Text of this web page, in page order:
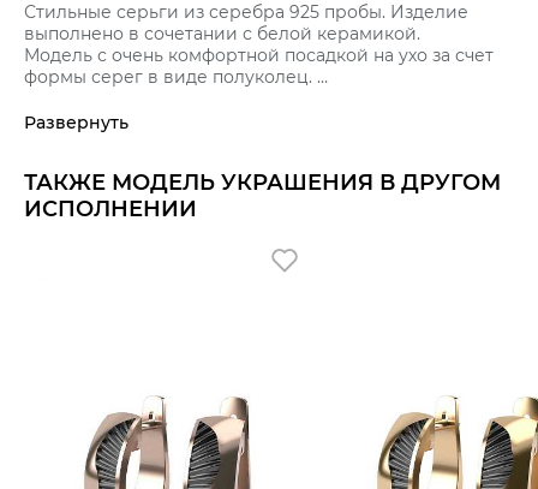
Стильные серьги из серебра 925 пробы. Изделие
выполнено в сочетании с белой керамикой.
Модель с очень комфортной посадкой на ухо за счет
формы серег в виде полуколец.
Благодаря особой технологии производства
Украшение покрыто металлом платиновой группы
родием, что препятствует потемнению серебра и
Развернуть
ТАКЖЕ МОДЕЛЬ УКРАШЕНИЯ В ДРУГОМ
ИСПОЛНЕНИИ